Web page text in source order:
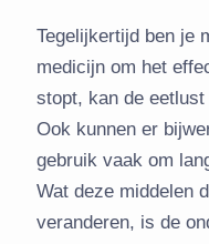
Tegelijkertijd ben je
medicijn om het
stopt, kan de
Ook kunnen er
gebruik vaak om
Wat deze middelen
veranderen, is de